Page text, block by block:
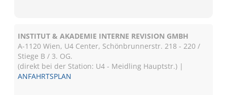
INSTITUT & AKADEMIE INTERNE REVISION GMBH
A-1120 Wien, U4 Center, Schönbrunnerstr. 218 - 220 /
Stiege B / 3. OG.
(direkt bei der Station: U4 - Meidling Hauptstr.) |
ANFAHRTSPLAN